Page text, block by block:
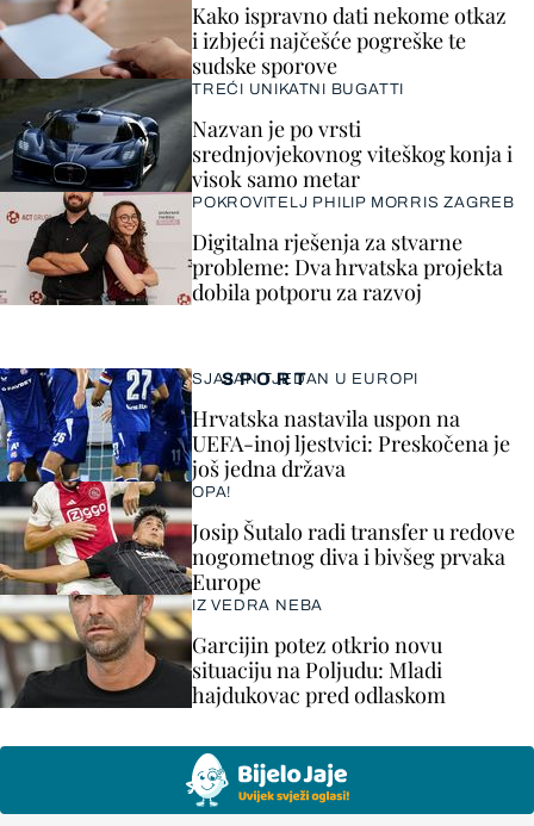
SPORT
SJAJAN TJEDAN U EUROPI
Hrvatska nastavila uspon na
UEFA-inoj ljestvici: Preskočena je
još jedna država
OPA!
Josip Šutalo radi transfer u redove
nogometnog diva i bivšeg prvaka
Europe
IZ VEDRA NEBA
Garcijin potez otkrio novu
situaciju na Poljudu: Mladi
hajdukovac pred odlaskom
Kako ispravno dati nekome otkaz
i izbjeći najčešće pogreške te
sudske sporove
TREĆI UNIKATNI BUGATTI
Nazvan je po vrsti
srednjovjekovnog viteškog konja i
visok samo metar
POKROVITELJ PHILIP MORRIS ZAGREB
Digitalna rješenja za stvarne
probleme: Dva hrvatska projekta
dobila potporu za razvoj